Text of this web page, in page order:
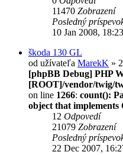
11470 Zobrazení
Posledný
10 Jan 2008, 18:23
škoda 130 GL
od užívateľa MarekK »
[phpBB Debug] PHP
[ROOT]/vendor/twig/
on line 1266: count():
object that implements
12 Odpovedí
21079 Zobrazení
Posledný
22 Dec 2007,